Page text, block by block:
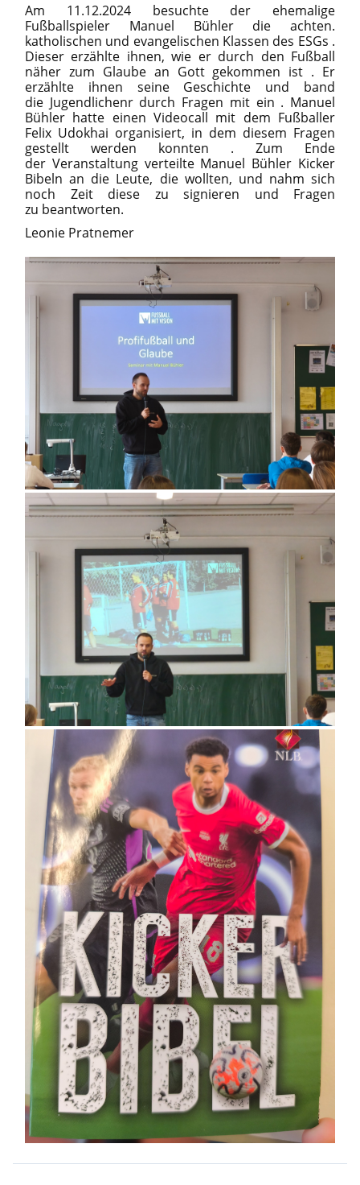
Am 11.12.2024 besuchte der ehemalige
Fußballspieler Manuel Bühler die achten.
katholischen und evangelischen Klassen des ESGs .
Dieser erzählte ihnen, wie er durch den Fußball
näher zum Glaube an Gott gekommen ist . Er
erzählte ihnen seine Geschichte und band
die Jugendlichenr durch Fragen mit ein . Manuel
Bühler hatte einen Videocall mit dem Fußballer
Felix Udokhai organisiert, in dem diesem Fragen
gestellt werden konnten . Zum Ende
der Veranstaltung verteilte Manuel Bühler Kicker
Bibeln an die Leute, die wollten, und nahm sich
noch Zeit diese zu signieren und Fragen
zu beantworten.
Leonie Pratnemer